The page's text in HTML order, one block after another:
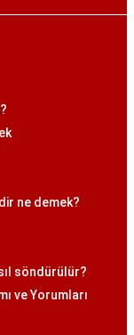
ne demek?
söndürülür?
ve Yorumları